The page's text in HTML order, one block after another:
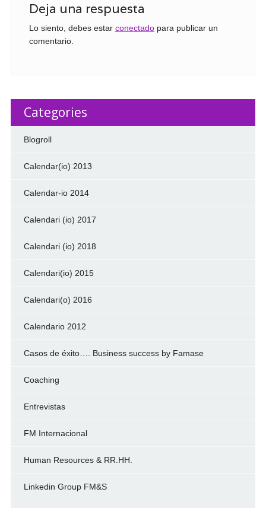
Deja una respuesta
Lo siento, debes estar conectadopara publicar un
comentario.
Categories
Blogroll
Calendar(io) 2013
Calendar-io 2014
Calendari (io) 2017
Calendari (io) 2018
Calendari(io) 2015
Calendari(o) 2016
Calendario 2012
Casos de éxito…. Business success by Famase
Coaching
Entrevistas
FM Internacional
Human Resources & RR.HH.
Linkedin Group FM&S